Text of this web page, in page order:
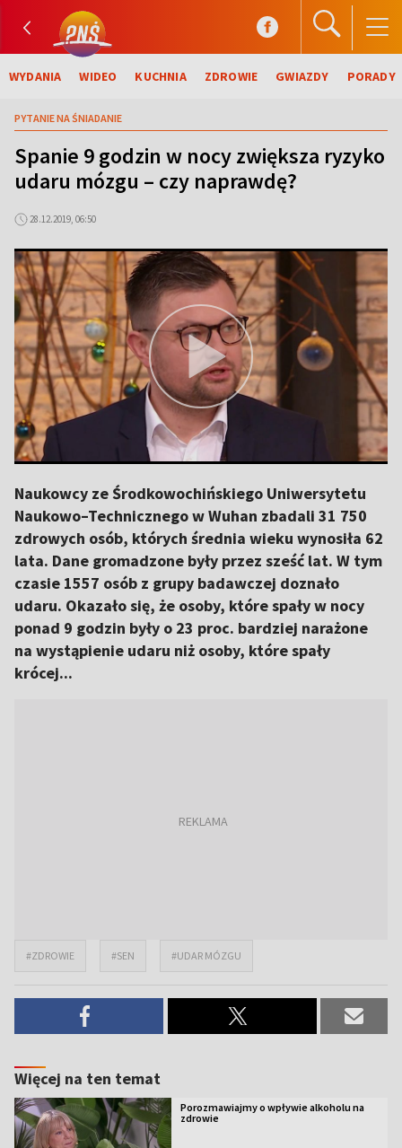
WYDANIA WIDEO KUCHNIA ZDROWIE GWIAZDY PORADY
PYTANIE NA ŚNIADANIE
Spanie 9 godzin w nocy zwiększa ryzyko
udaru mózgu – czy naprawdę?
28.12.2019, 06:50
Naukowcy ze Środkowochińskiego Uniwersytetu
Naukowo–Technicznego w Wuhan zbadali 31 750
zdrowych osób, których średnia wieku wynosiła 62
lata. Dane gromadzone były przez sześć lat. W tym
czasie 1557 osób z grupy badawczej doznało
udaru. Okazało się, że osoby, które spały w nocy
ponad 9 godzin były o 23 proc. bardziej narażone
na wystąpienie udaru niż osoby, które spały
krócej...
#ZDROWIE #SEN #UDAR MÓZGU
Więcej na ten temat
Porozmawiajmy o wpływie alkoholu na
zdrowie